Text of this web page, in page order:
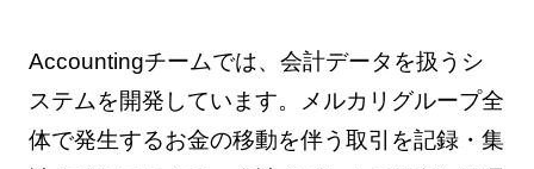
Accountingチームでは、会計データを扱うシ
ステムを開発しています。メルカリグループ全
体で発生するお金の移動を伴う取引を記録・集